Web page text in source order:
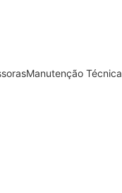
Manutenção Técnica